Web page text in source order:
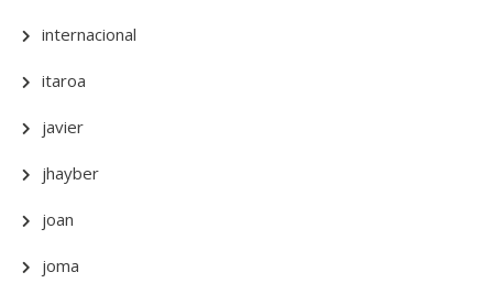
internacional
itaroa
javier
jhayber
joan
joma